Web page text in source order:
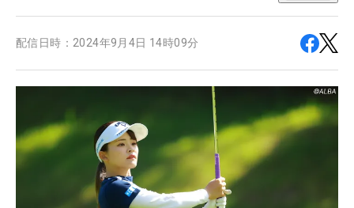
配信日時： 2024年9月4日 14時09分